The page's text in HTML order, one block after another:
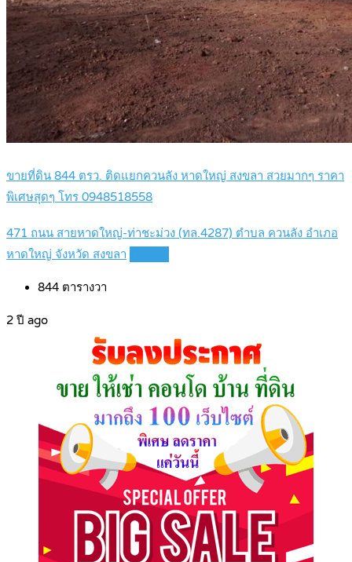
ขายที่ดิน 844 ตรว. ติดแยกควนลัง หาดใหญ่ สงขลา สวยมากๆ ราคา
พิเศษสุดๆ โทร 0948518558
471 ถนน สายหาดใหญ่-ท่าชะม่วง (ทล.4287) ตำบล ควนลัง อำเภอ
หาดใหญ่ จังหวัด สงขลา
844 ตารางวา
2 ปี ago